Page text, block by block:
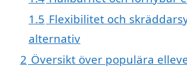
1.5 Flexibilitet och
alternativ
2 Översikt över populära